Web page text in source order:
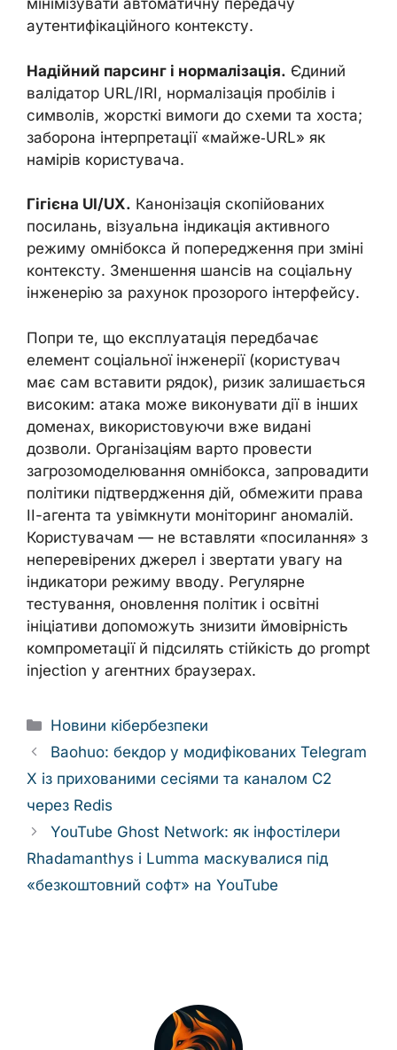
мінімізувати автоматичну передачу
аутентифікаційного контексту.
Надійний парсинг і нормалізація. Єдиний
валідатор URL/IRI, нормалізація пробілів і
символів, жорсткі вимоги до схеми та хоста;
заборона інтерпретації «майже‑URL» як
намірів користувача.
Гігієна UI/UX. Канонізація скопійованих
посилань, візуальна індикація активного
режиму омнібокса й попередження при зміні
контексту. Зменшення шансів на соціальну
інженерію за рахунок прозорого інтерфейсу.
Попри те, що експлуатація передбачає
елемент соціальної інженерії (користувач
має сам вставити рядок), ризик залишається
високим: атака може виконувати дії в інших
доменах, використовуючи вже видані
дозволи. Організаціям варто провести
загрозомоделювання омнібокса, запровадити
політики підтвердження дій, обмежити права
ІІ-агента та увімкнути моніторинг аномалій.
Користувачам — не вставляти «посилання» з
неперевірених джерел і звертати увагу на
індикатори режиму вводу. Регулярне
тестування, оновлення політик і освітні
ініціативи допоможуть знизити ймовірність
компрометації й підсилять стійкість до prompt
injection у агентних браузерах.
Categories
Новини кібербезпеки
Baohuo: бекдор у модифікованих Telegram
X із прихованими сесіями та каналом C2
через Redis
YouTube Ghost Network: як інфостілери
Rhadamanthys і Lumma маскувалися під
«безкоштовний софт» на YouTube